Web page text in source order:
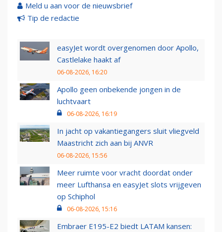
Meld u aan voor de nieuwsbrief
Tip de redactie
easyJet wordt overgenomen door Apollo,
Castlelake haakt af
06-08-2026, 16:20
Apollo geen onbekende jongen in de
luchtvaart
06-08-2026, 16:19
In jacht op vakantiegangers sluit vliegveld
Maastricht zich aan bij ANVR
06-08-2026, 15:56
Meer ruimte voor vracht doordat onder
meer Lufthansa en easyJet slots vrijgeven
op Schiphol
06-08-2026, 15:16
Embraer E195-E2 biedt LATAM kansen: